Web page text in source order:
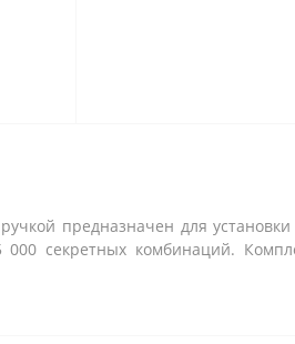
предназначен для
секретных комбинаций.